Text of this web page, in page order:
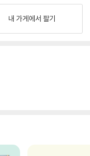
내 가게에서 팔기